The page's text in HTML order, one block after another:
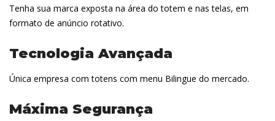
Tenha sua marca exposta na área do totem e nas telas, em
formato de anúncio rotativo.
Tecnologia Avançada
Única empresa com totens com menu Bilingue do mercado.
Máxima Segurança